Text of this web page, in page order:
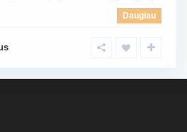
Daugiau